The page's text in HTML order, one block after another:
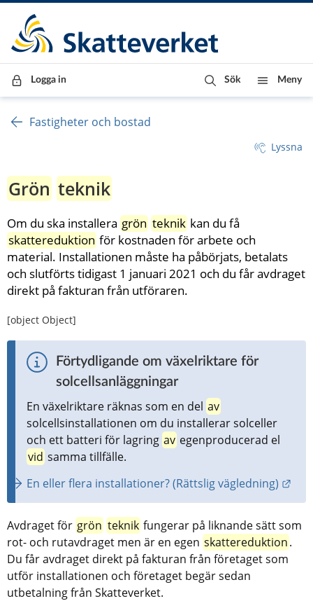
Till innehåll
Till navigationen
Till chattrobot
Logga in Sök Meny
Fastigheter och bostad
Lyssna
Grön teknik
Om du ska installera grön teknik kan du få
skattereduktion för kostnaden för arbete och
material. Installationen måste ha påbörjats, betalats
och slutförts tidigast 1 januari 2021 och du får avdraget
direkt på fakturan från utföraren.
[object Object]
Förtydligande om växelriktare för
solcellsanläggningar
En växelriktare räknas som en del av
solcellsinstallationen om du installerar solceller
och ett batteri för lagring av egenproducerad el
vid samma tillfälle.
En eller flera installationer? (Rättslig vägledning)
Avdraget för grön teknik fungerar på liknande sätt som
rot- och rutavdraget men är en egen skattereduktion.
Du får avdraget direkt på fakturan från företaget som
utför installationen och företaget begär sedan
utbetalning från Skatteverket.